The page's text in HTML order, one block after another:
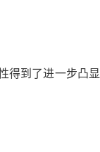
得到了进一步凸